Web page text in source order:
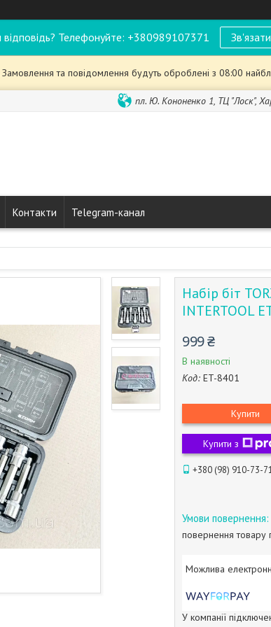
Телефонуйте: +380989107371
та повідомлення будуть оброблені з 08:00
пл. Ю. Кононенко 1, ТЦ "Лоск",
Контакти Telegram-канал
Набір біт
INTERTOOL
999 ₴
В наявності
Код: ET-8401
Купити
Купити з
+380 (98) 910-73-
повернення товару
У компанії